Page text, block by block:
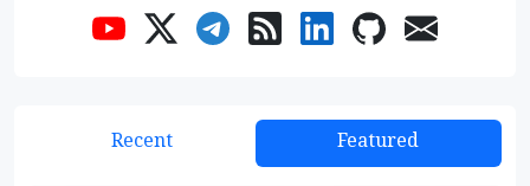
Featured
Recent